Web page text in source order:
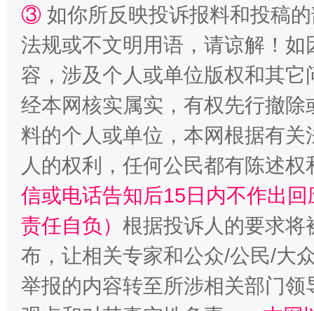
③ 如你所反映投诉报料和投稿
法规或不文明用语，请谅解！
容，涉及个人或单位版权和其它
经本网核实属实，有权先行撤
料的个人或单位，本网根据有
人的权利，任何公民都有陈述
信或电话告知后15日内不作出
责任自负） 根据投诉人的要求将
布，让相关专家和公众/公民/大
举报的内容转至所涉相关部门